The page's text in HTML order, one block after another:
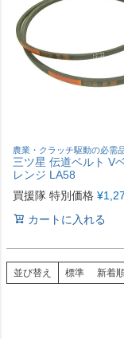
農業・クラッチ駆動の必需
三ツ星 伝道ベルト V
レンジ LA58
買援隊 特別価格 ¥
カートに入れる
並び替え 標準 新着